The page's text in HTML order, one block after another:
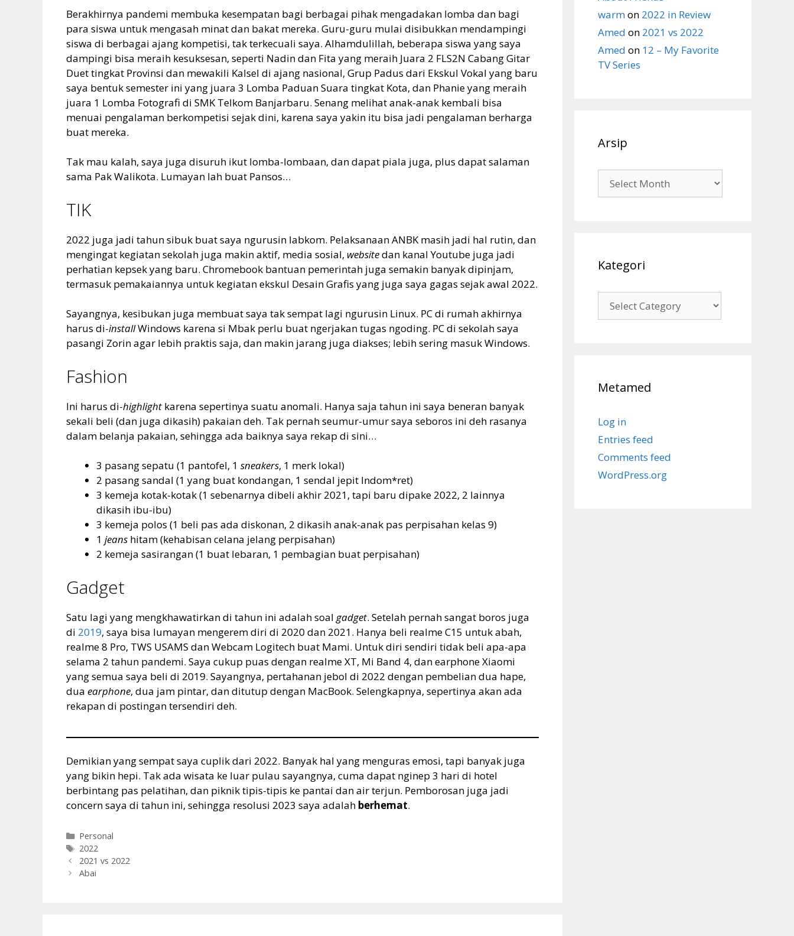
Berakhirnya pandemi membuka kesempatan bagi berbagai pihak mengadakan lomba dan bagi
para siswa untuk mengasah minat dan bakat mereka. Guru-guru mulai disibukkan mendampingi
siswa di berbagai ajang kompetisi, tak terkecuali saya. Alhamdulillah, beberapa siswa yang saya
dampingi bisa meraih kesuksesan, seperti Nadin dan Fita yang meraih Juara 2 FLS2N Cabang Gitar
Duet tingkat Provinsi dan mewakili Kalsel di ajang nasional, Grup Padus dari Ekskul Vokal yang baru
saya bentuk semester ini yang juara 3 Lomba Paduan Suara tingkat Kota, dan Phanie yang meraih
juara 1 Lomba Fotografi di SMK Telkom Banjarbaru. Senang melihat anak-anak kembali bisa
menuai pengalaman berkompetisi sejak dini, karena saya yakin itu bisa jadi pengalaman berharga
buat mereka.
Tak mau kalah, saya juga disuruh ikut lomba-lombaan, dan dapat piala juga, plus dapat salaman
sama Pak Walikota. Lumayan lah buat Pansos…
TIK
2022 juga jadi tahun sibuk buat saya ngurusin labkom. Pelaksanaan ANBK masih jadi hal rutin, dan
mengingat kegiatan sekolah juga makin aktif, media sosial, websitedan kanal Youtube juga jadi
perhatian kepsek yang baru. Chromebook bantuan pemerintah juga semakin banyak dipinjam,
termasuk pemakaiannya untuk kegiatan ekskul Desain Grafis yang juga saya gagas sejak awal 2022.
Sayangnya, kesibukan juga membuat saya tak sempat lagi ngurusin Linux. PC di rumah akhirnya
harus di-installWindows karena si Mbak perlu buat ngerjakan tugas ngoding. PC di sekolah saya
pasangi Zorin agar lebih praktis saja, dan makin jarang juga diakses; lebih sering masuk Windows.
Fashion
Ini harus di-highlight karena sepertinya suatu anomali. Hanya saja tahun ini saya beneran banyak
sekali beli (dan juga dikasih) pakaian deh. Tak pernah seumur-umur saya seboros ini deh rasanya
dalam belanja pakaian, sehingga ada baiknya saya rekap di sini…
3 pasang sepatu (1 pantofel, 1 sneakers, 1 merk lokal)
2 pasang sandal (1 yang buat kondangan, 1 sendal jepit Indom*ret)
3 kemeja kotak-kotak (1 sebenarnya dibeli akhir 2021, tapi baru dipake 2022, 2 lainnya
dikasih ibu-ibu)
3 kemeja polos (1 beli pas ada diskonan, 2 dikasih anak-anak pas perpisahan kelas 9)
1 jeans hitam (kehabisan celana jelang perpisahan)
2 kemeja sasirangan (1 buat lebaran, 1 pembagian buat perpisahan)
Gadget
Satu lagi yang mengkhawatirkan di tahun ini adalah soal gadget. Setelah pernah sangat boros juga
di 2019, saya bisa lumayan mengerem diri di 2020 dan 2021. Hanya beli realme C15 untuk abah,
realme 8 Pro, TWS USAMS dan Webcam Logitech buat Mami. Untuk diri sendiri tidak beli apa-apa
selama 2 tahun pandemi. Saya cukup puas dengan realme XT, Mi Band 4, dan earphone Xiaomi
yang semua saya beli di 2019. Sayangnya, pertahanan jebol di 2022 dengan pembelian dua hape,
dua earphone, dua jam pintar, dan ditutup dengan MacBook. Selengkapnya, sepertinya akan ada
rekapan di postingan tersendiri deh.
Demikian yang sempat saya cuplik dari 2022. Banyak hal yang menguras emosi, tapi banyak juga
yang bikin hepi. Tak ada wisata ke luar pulau sayangnya, cuma dapat nginep 3 hari di hotel
berbintang pas pelatihan, dan piknik tipis-tipis ke pantai dan air terjun. Pemborosan juga jadi
concern saya di tahun ini, sehingga resolusi 2023 saya adalah berhemat.
Categories
Personal
Tags
2022
2021 vs 2022
Abai
warmon 2022 in Review
Amed on 2021 vs 2022
Amed on 12 – My Favorite
TV Series
Arsip
Kategori
Metamed
Log in
Entries feed
Comments feed
WordPress.org